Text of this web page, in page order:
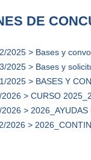
DE
2025 > Bases y
2025 > Bases y
2025 > BASES Y
> CURSO
>
2026 >